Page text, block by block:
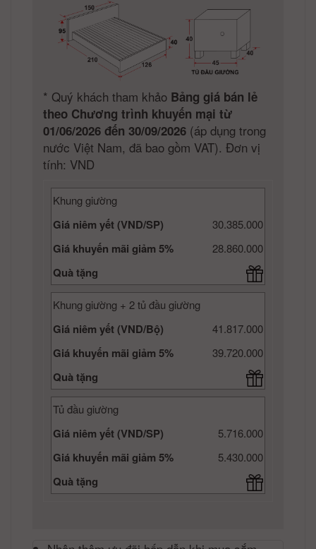
* Quý khách tham khảo Bảng giá bán lẻ
theo Chương trình khuyến mại từ
01/06/2026 đến 30/09/2026 (áp dụng trong
nước Việt Nam, đã bao gồm VAT). Đơn vị
tính: VND
Khung giường
30.385.000
Giá niêm yết (VND/SP)
28.860.000
Giá khuyến mãi giảm 5%
Quà tặng
Khung giường + 2 tủ đầu giường
41.817.000
Giá niêm yết (VND/Bộ)
39.720.000
Giá khuyến mãi giảm 5%
Quà tặng
Tủ đầu giường
5.716.000
Giá niêm yết (VND/SP)
5.430.000
Giá khuyến mãi giảm 5%
Quà tặng